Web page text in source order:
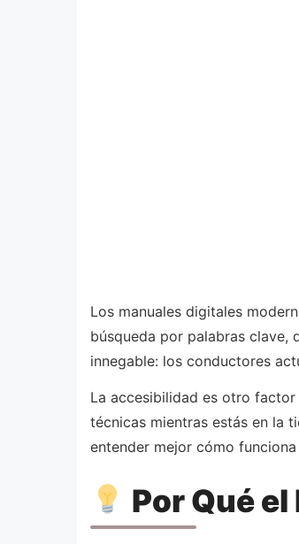
Los manuales digitales
búsqueda por palabras clave,
innegable: los conductores
La accesibilidad es otro
técnicas mientras estás en la
entender mejor cómo
Por Qué